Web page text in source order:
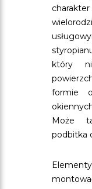
który
formie
Może
podbitka